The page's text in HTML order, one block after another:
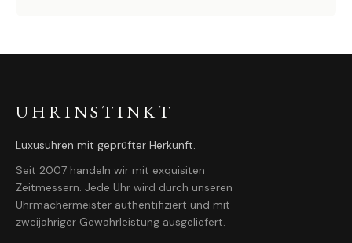
UHRINSTINKT
Luxusuhren mit geprüfter Herkunft.
Seit 2007 handeln wir mit exquisiten
Zeitmessern. Jede Uhr wird durch unseren
Uhrmachermeister authentifiziert und mit
zweijähriger Gewährleistung ausgeliefert.